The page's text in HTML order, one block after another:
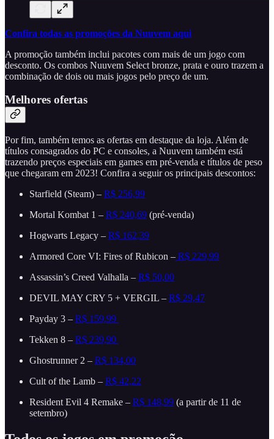
Confira todas as promoções da Nuuvem aqui
A promoção também inclui pacotes com mais de um jogo com
desconto. Os combos Nuuvem Select bronze, prata e ouro trazem a
combinação de dois ou mais jogos pelo preço de um.
Melhores ofertas
Por fim, também temos as ofertas em destaque da loja. Além de
títulos consagrados do PC e consoles, a Nuuvem também está
trazendo preços especiais em games em pré-venda e títulos de peso
que chegaram em 2023! Confira a seguir os principais descontos:
Starfield (Steam) – R$ 256,99
Mortal Kombat 1 – R$ 240,69 (pré-venda)
Hogwarts Legacy – R$ 162,39
Armored Core VI: Fires of Rubicon – R$ 229,99
Assassin’s Creed Valhalla – R$ 50,00
DEVIL MAY CRY 5 + VERGIL – R$ 29,47
Payday 3 – R$ 159,99
Tekken 8 – R$ 239,90
Ghostrunner 2 – R$ 134,00
Cult of the Lamb – R$ 42,22
Resident Evil 4 Remake – R$ 148,99 (a partir de 11 de
setembro)